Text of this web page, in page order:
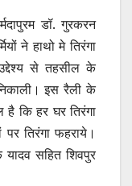
डॉ. गुरकरन
ने हाथो मे तिरंगा
से तहसील के
इस रैली के
कि हर घर तिरंगा
तिरंगा फहराये।
यादव सहित शिवपुर